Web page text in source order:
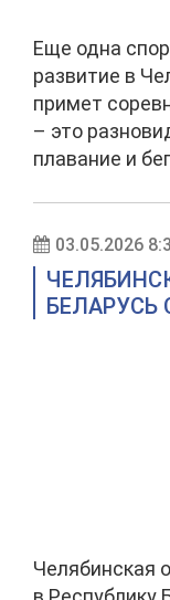
Еще одна
развитие в
примет
– это
плавание и
03.05.2026
Челябинская